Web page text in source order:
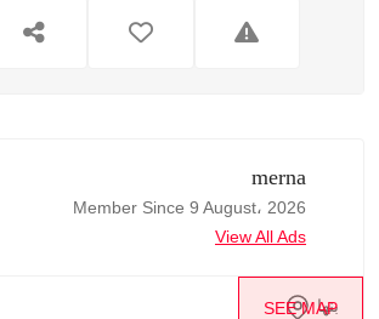
merna
Member Since 9 August، 2026
View All Ads
SEE MAP
بنها